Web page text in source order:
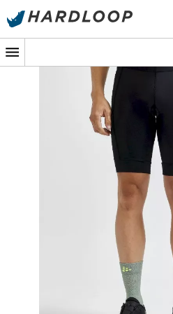
Zomeraanbiedingen 🔥 -5%